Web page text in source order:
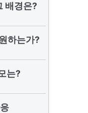
배경은?
하는가?
는?